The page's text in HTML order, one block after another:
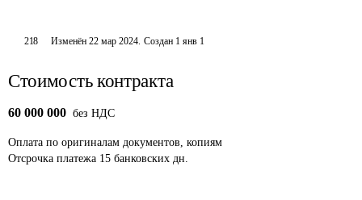
218 Изменён22 мар 2024. Создан 1 янв 1
Стоимость контракта
60 000 000 без НДС
Оплата по оригиналам документов, копиям
Отсрочка платежа 15 банковских дн.